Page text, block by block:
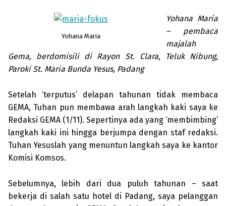
Yohana Maria
Yohana Maria
– pembaca
majalah
Gema, berdomisili di Rayon St. Clara, Teluk Nibung,
Paroki St. Maria Bunda Yesus, Padang
Setelah ‘terputus’ delapan tahunan tidak membaca
GEMA, Tuhan pun membawa arah langkah kaki saya ke
Redaksi GEMA (1/11). Seper­tinya ada yang ‘membimbing’
langkah kaki ini hing­ga berjumpa dengan staf redaksi.
Tuhan Yesuslah yang menuntun langkah saya ke kantor
Komisi Komsos.
Sebelumnya, lebih dari dua puluh tahun­an – saat
bekerja di salah satu hotel di Padang, saya pelanggan